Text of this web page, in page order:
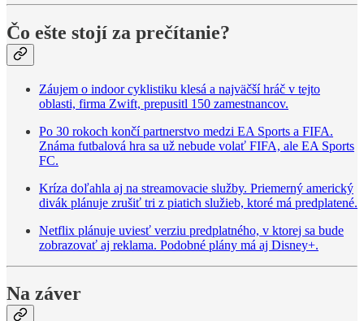
Čo ešte stojí za prečítanie?
Záujem o indoor cyklistiku klesá a najväčší hráč v tejto
oblasti, firma Zwift, prepusitl 150 zamestnancov.
Po 30 rokoch končí partnerstvo medzi EA Sports a FIFA.
Známa futbalová hra sa už nebude volať FIFA, ale EA Sports
FC.
Kríza doľahla aj na streamovacie služby. Priemerný americký
divák plánuje zrušiť tri z piatich služieb, ktoré má predplatené.
Netflix plánuje uviesť verziu predplatného, v ktorej sa bude
zobrazovať aj reklama. Podobné plány má aj Disney+.
Na záver